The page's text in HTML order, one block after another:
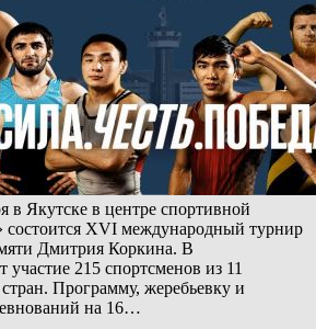
в Якутске в центре спортивной
состоится XVI международный турнир
Дмитрия Коркина. В
участие 215 спортсменов из 11
Программу, жеребьевку и
на 16…